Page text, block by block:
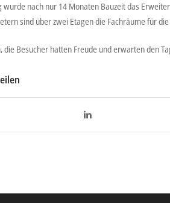
wurde nach nur 14 Monaten Bauzeit das
sind über zwei Etagen die Fachräume für
die Besucher hatten Freude und erwarten den